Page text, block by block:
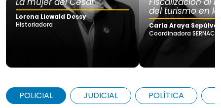
Lorena Liewald Dessy
Historiadora
del turismo en
Carla Araya
Coordinadora SERNAC
POLICIAL JUDICIAL POLÍTICA